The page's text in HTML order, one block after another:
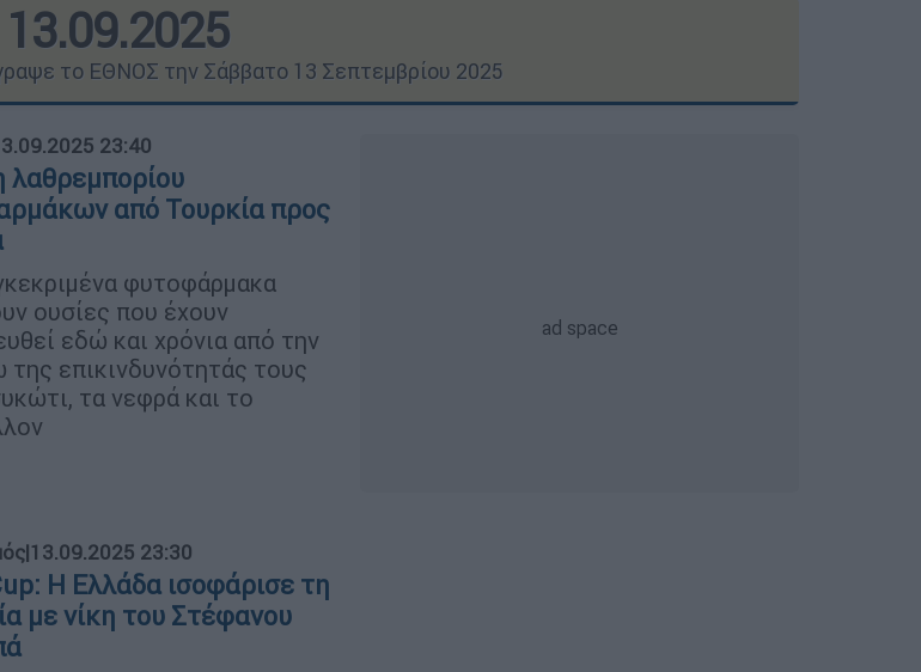
13.09.2025
το ΕΘΝΟΣ την Σάββατο 13 Σεπτεμβρίου 2025
23:40
λαθρεμπορίου
από Τουρκία προς
φυτοφάρμακα
ουσίες που έχουν
εδώ και χρόνια από την
της επικινδυνότητάς τους
τα νεφρά και το
|13.09.2025 23:30
Η Ελλάδα ισοφάρισε τη
με νίκη του Στέφανου